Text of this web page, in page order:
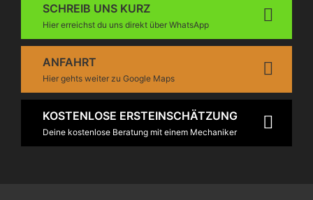
SCHREIB UNS KURZ
Hier erreichst du uns direkt über WhatsApp
ANFAHRT
Hier gehts weiter zu Google Maps
KOSTENLOSE ERSTEINSCHÄTZUNG
Deine kostenlose Beratung mit einem Mechaniker